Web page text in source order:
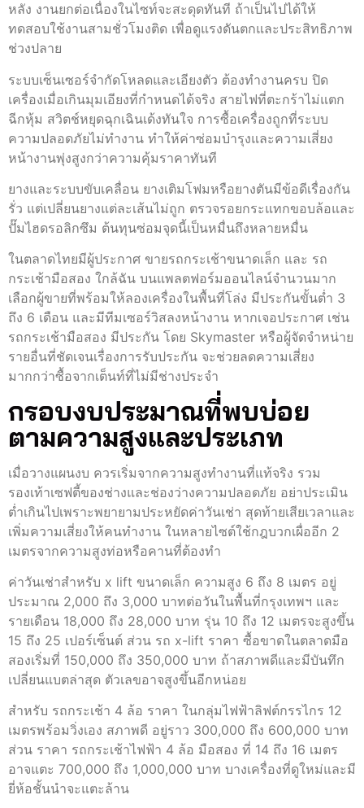
หลัง งานยกต่อเนื่องในไซท์จะสะดุดทันที ถ้าเป็นไปได้ให้
ทดสอบใช้งานสามชั่วโมงติด เพื่อดูแรงดันตกและประสิทธิภาพ
ช่วงปลาย
ระบบเซ็นเซอร์จำกัดโหลดและเอียงตัว ต้องทำงานครบ ปิด
เครื่องเมื่อเกินมุมเอียงที่กำหนดได้จริง สายไฟที่ตะกร้าไม่แตก
ฉีกหุ้ม สวิตช์หยุดฉุกเฉินเด้งทันใจ การซื้อเครื่องถูกที่ระบบ
ความปลอดภัยไม่ทำงาน ทำให้ค่าซ่อมบำรุงและความเสี่ยง
หน้างานพุ่งสูงกว่าความคุ้มราคาทันที
ยางและระบบขับเคลื่อน ยางเติมโฟมหรือยางตันมีข้อดีเรื่องกัน
รั่ว แต่เปลี่ยนยางแต่ละเส้นไม่ถูก ตรวจรอยกระแทกขอบล้อและ
ปั๊มไฮดรอลิกซึม ต้นทุนซ่อมจุดนี้เป็นหมื่นถึงหลายหมื่น
ในตลาดไทยมีผู้ประกาศ ขายรถกระเช้าขนาดเล็ก และ รถ
กระเช้ามือสอง ใกล้ฉัน บนแพลตฟอร์มออนไลน์จำนวนมาก
เลือกผู้ขายที่พร้อมให้ลองเครื่องในพื้นที่โล่ง มีประกันขั้นต่ำ 3
ถึง 6 เดือน และมีทีมเซอร์วิสลงหน้างาน หากเจอประกาศ เช่น
รถกระเช้ามือสอง มีประกัน โดย Skymaster หรือผู้จัดจำหน่าย
รายอื่นที่ชัดเจนเรื่องการรับประกัน จะช่วยลดความเสี่ยง
มากกว่าซื้อจากเต็นท์ที่ไม่มีช่างประจำ
กรอบงบประมาณที่พบบ่อย
ตามความสูงและประเภท
เมื่อวางแผนงบ ควรเริ่มจากความสูงทำงานที่แท้จริง รวม
รองเท้าเซฟตี้ของช่างและช่องว่างความปลอดภัย อย่าประเมิน
ต่ำเกินไปเพราะพยายามประหยัดค่าวันเช่า สุดท้ายเสียเวลาและ
เพิ่มความเสี่ยงให้คนทำงาน ในหลายไซต์ใช้กฎบวกเผื่ออีก 2
เมตรจากความสูงท่อหรือคานที่ต้องทำ
ค่าวันเช่าสำหรับ x lift ขนาดเล็ก ความสูง 6 ถึง 8 เมตร อยู่
ประมาณ 2,000 ถึง 3,000 บาทต่อวันในพื้นที่กรุงเทพฯ และ
รายเดือน 18,000 ถึง 28,000 บาท รุ่น 10 ถึง 12 เมตรจะสูงขึ้น
15 ถึง 25 เปอร์เซ็นต์ ส่วน รถ x-lift ราคา ซื้อขาดในตลาดมือ
สองเริ่มที่ 150,000 ถึง 350,000 บาท ถ้าสภาพดีและมีบันทึก
เปลี่ยนแบตล่าสุด ตัวเลขอาจสูงขึ้นอีกหน่อย
สำหรับ รถกระเช้า 4 ล้อ ราคา ในกลุ่มไฟฟ้าลิฟต์กรรไกร 12
เมตรพร้อมวิ่งเอง สภาพดี อยู่ราว 300,000 ถึง 600,000 บาท
ส่วน ราคา รถกระเช้าไฟฟ้า 4 ล้อ มือสอง ที่ 14 ถึง 16 เมตร
อาจแตะ 700,000 ถึง 1,000,000 บาท บางเครื่องที่ดูใหม่และมี
ยี่ห้อชั้นนำจะแตะล้าน